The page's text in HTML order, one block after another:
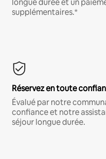
longue durée et un
supplémentaires.*
Réservez en toute
Évalué par notre
confiance et notre
séjour longue durée.